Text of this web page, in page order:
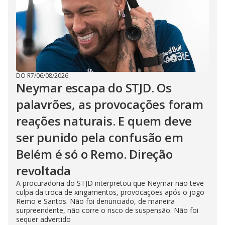
DO R7/06/08/2026
Neymar escapa do STJD. Os
palavrões, as provocações foram
reações naturais. E quem deve
ser punido pela confusão em
Belém é só o Remo. Direção
revoltada
A procuradoria do STJD interpretou que Neymar não teve
culpa da troca de xingamentos, provocações após o jogo
Remo e Santos. Não foi denunciado, de maneira
surpreendente, não corre o risco de suspensão. Não foi
sequer advertido